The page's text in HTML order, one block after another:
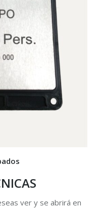
ver y se abrirá en